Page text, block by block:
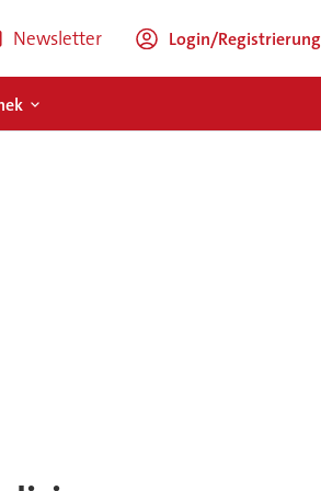
Newsletter Login/Registrierung